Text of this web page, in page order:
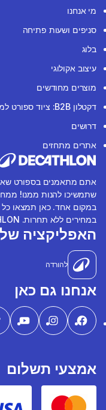
מי אנחנו
סניפים ושעות פתיחה
בלוג
עיצוב אקולוגי
מוצרים מחודשים
דקטלון B2B: ציוד ספורט למוסדות
דרושים
אתרים מתחזים
אתם מתאמנים בספורט
שתמשיכו להנות ממנו!
במקום אחד. כאן תמצאו כל
במחירים ללא תחרות. DECATHLON. עושים ספורט יחד!
האפליקציה
להורדה
אנחנו גם כאן
אמצעי תשלום